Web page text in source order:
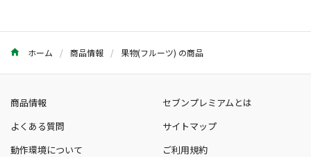
ホーム 商品情報 果物(フルーツ) の商品
商品情報
セブンプレミアムとは
よくある質問
サイトマップ
動作環境について
ご利用規約